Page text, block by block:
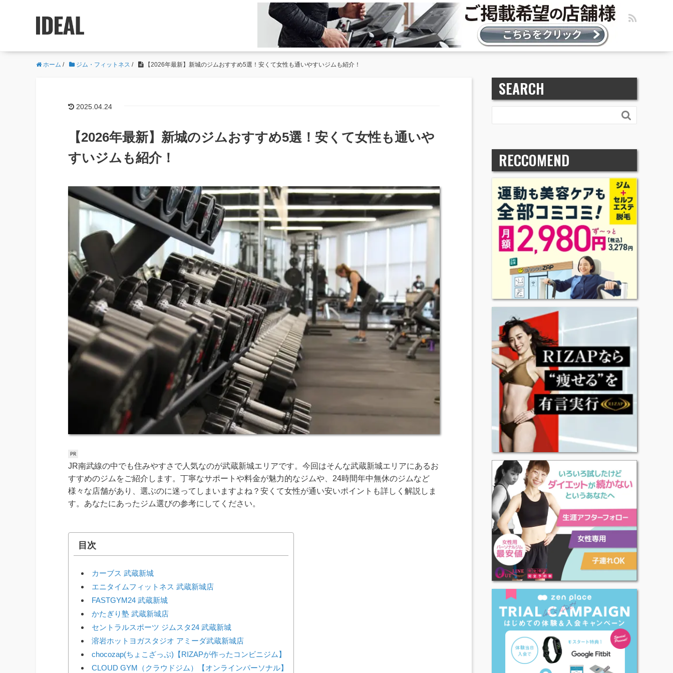
ホーム / ジム・フィットネス / 【2026年最新】新城のジムおすすめ5選！安くて女性も通いやすいジムも紹介！
2025.04.24
【2026年最新】新城のジムおすすめ5選！安くて女性も通いや
すいジムも紹介！
JR南武線の中でも住みやすさで人気なのが武蔵新城エリアです。今回はそんな武蔵新城エリアにあるお
すすめのジムをご紹介します。丁寧なサポートや料金が魅力的なジムや、24時間年中無休のジムなど
様々な店舗があり、選ぶのに迷ってしまいますよね？安くて女性が通い安いポイントも詳しく解説しま
す。あなたにあったジム選びの参考にしてください。
目次
カーブス 武蔵新城
エニタイムフィットネス 武蔵新城店
FASTGYM24 武蔵新城
かたぎり塾 武蔵新城店
セントラルスポーツ ジムスタ24 武蔵新城
溶岩ホットヨガスタジオ アミーダ武蔵新城店
chocozap(ちょこざっぷ)【RIZAPが作ったコンビニジム】
CLOUD GYM（クラウドジム）【オンラインパーソナル】
SEARCH

RECCOMEND